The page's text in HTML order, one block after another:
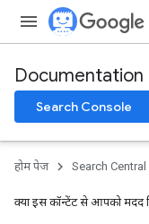
Documentation
Search Console
होम पेज Search Central
क्या इस कॉन्टेंट से आपको मदद